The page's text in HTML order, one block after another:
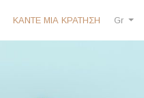
ΚΑΝΤΕ ΜΙΑ ΚΡΑΤΗΣΗ Gr